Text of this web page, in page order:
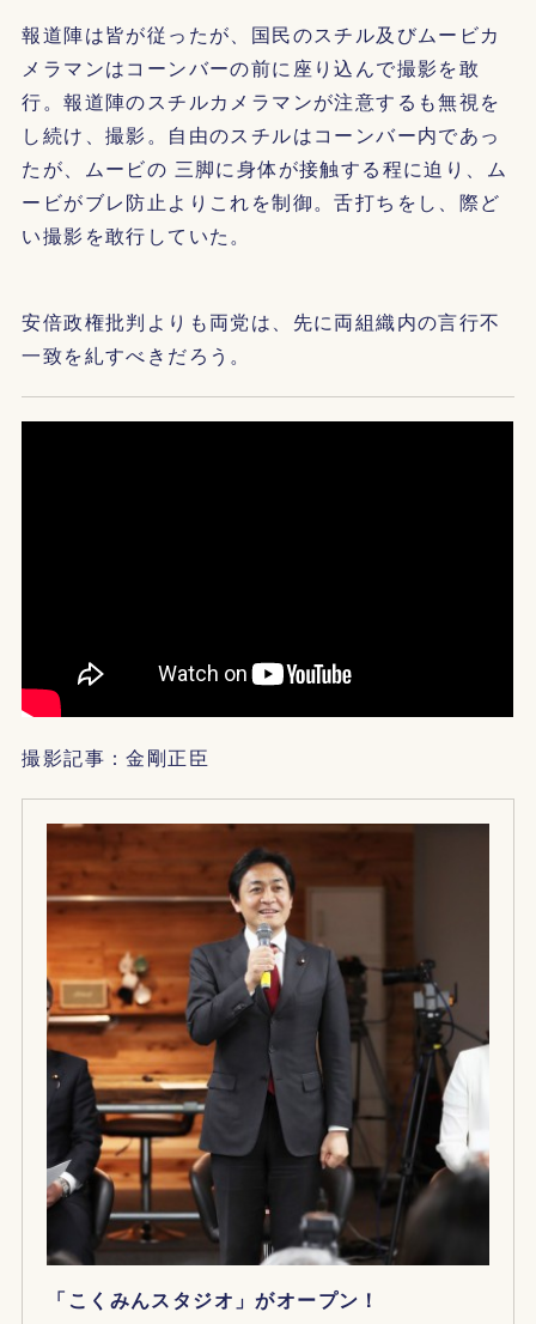
報道陣は皆が従ったが、国民のスチル及びムービカ
メラマンはコーンバーの前に座り込んで撮影を敢
行。報道陣のスチルカメラマンが注意するも無視を
し続け、撮影。自由のスチルはコーンバー内であっ
たが、ムービの 三脚に身体が接触する程に迫り、ム
ービがブレ防止よりこれを制御。舌打ちをし、際ど
い撮影を敢行していた。
安倍政権批判よりも両党は、先に両組織内の言行不
一致を糺すべきだろう。
撮影記事：金剛正臣
「こくみんスタジオ」がオープン！